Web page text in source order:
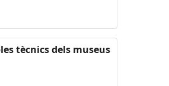
tècnics dels museus